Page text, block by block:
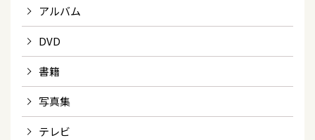
アルバム
DVD
書籍
写真集
テレビ